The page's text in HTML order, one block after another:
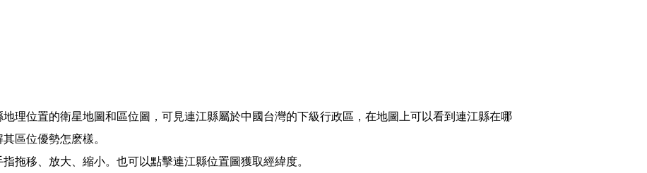
理位置的衛星地圖和區位圖，可見連江縣屬於中國台灣的下級行政區，在地圖上可以看到連江縣在哪
區位優勢怎麽樣。
拖移、放大、縮小。也可以點擊連江縣位置圖獲取經緯度。